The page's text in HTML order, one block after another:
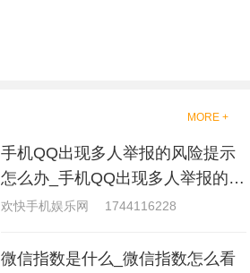
MORE +
手机QQ出现多人举报的风险提示
怎么办_手机QQ出现多人举报的风
险原因分析
欢快手机娱乐网 1744116228
微信指数是什么_微信指数怎么看